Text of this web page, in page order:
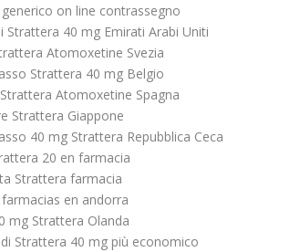
on line contrassegno
Strattera 40 mg Emirati Arabi Uniti
Atomoxetine Svezia
Strattera 40 mg Belgio
Atomoxetine Spagna
Strattera Giappone
40 mg Strattera Repubblica Ceca
20 en farmacia
Strattera farmacia
en andorra
mg Strattera Olanda
Strattera 40 mg più economico